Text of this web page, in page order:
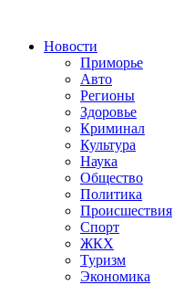
Новости
Приморье
Авто
Регионы
Здоровье
Криминал
Культура
Наука
Общество
Политика
Происшествия
Спорт
ЖКХ
Туризм
Экономика